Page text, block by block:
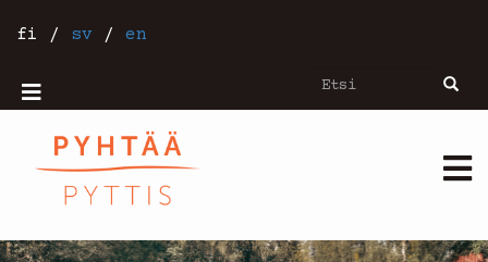
pääsisältöön
fi / sv / en
Etsi Etsi
Mobiilivalikko